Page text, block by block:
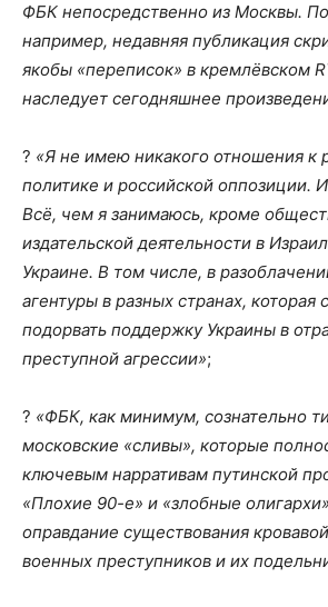
ФБК непосредственно из Москвы.
например, недавняя публикация
якобы «переписок» в кремлёвском
наследует сегодняшнее
? «Я не имею никакого отношения к
политике и российской оппозиции.
Всё, чем я занимаюсь, кроме
издательской деятельности в
Украине. В том числе, в
агентуры в разных странах, которая
подорвать поддержку Украины в
преступной агрессии»;
? «ФБК, как минимум, сознательно
московские «сливы», которые
ключевым нарративам путинской
«Плохие 90-е» и «злобные
оправдание существования
военных преступников и их